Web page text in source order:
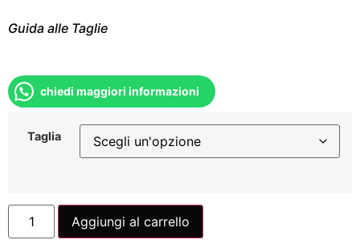
Guida alle Taglie
chiedi maggiori informazioni
Taglia
Aggiungi al carrello